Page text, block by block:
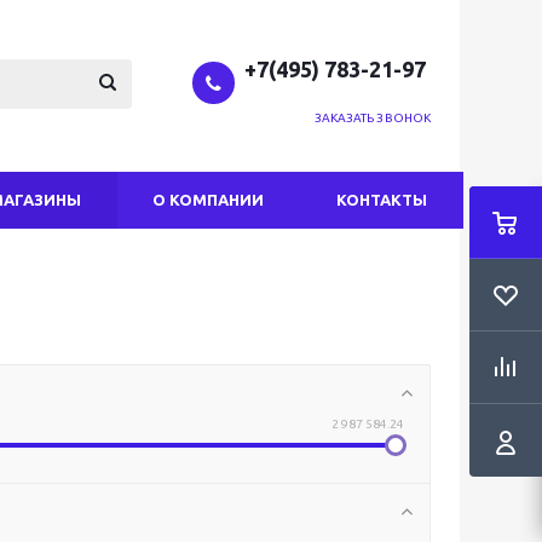
+7(495) 783-21-97
ЗАКАЗАТЬ ЗВОНОК
О КОМПАНИИ КОНТАКТЫ
2 987 584.24